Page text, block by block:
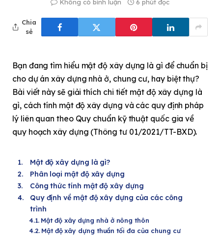
Không có bình luận
6 phút đọc
Chia
sẻ
Bạn đang tìm hiểu mật độ xây dựng là gì để chuẩn bị
cho dự án xây dựng nhà ở, chung cư, hay biệt thự?
Bài viết này sẽ giải thích chi tiết mật độ xây dựng là
gì, cách tính mật độ xây dựng và các quy định pháp
lý liên quan theo Quy chuẩn kỹ thuật quốc gia về
quy hoạch xây dựng (Thông tư 01/2021/TT-BXD).
Mật độ xây dựng là gì?
Phân loại mật độ xây dựng
Công thức tính mật độ xây dựng
Quy định về mật độ xây dựng của các công
trình
Mật độ xây dựng nhà ở nông thôn
Mật độ xây dựng thuần tối đa của chung cư